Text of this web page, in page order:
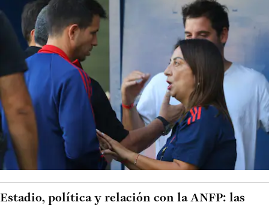
Estadio, política y relación con la ANFP: las